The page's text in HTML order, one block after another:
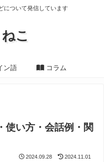
について発信しています
こ
ン語 コラム
使い方・会話例・関
2024.09.28 2024.11.01